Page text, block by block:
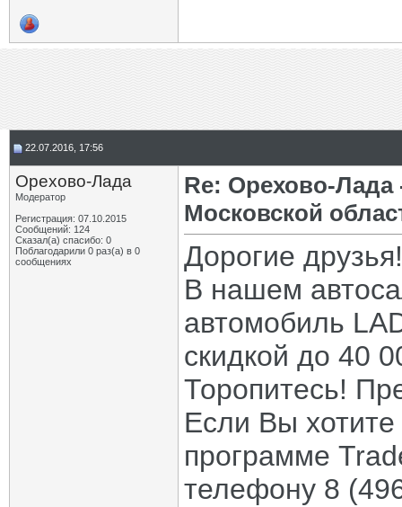
22.07.2016, 17:56
Орехово-Лада
Модератор
Регистрация: 07.10.2015
Сообщений: 124
Сказал(а) спасибо: 0
Поблагодарили 0 раз(а) в 0
сообщениях
Re: Орехово-
Московской
Дорогие друзья!
В нашем
автомобиль
скидкой до 40
Торопитесь!
Если Вы хотите
программе
телефону 8